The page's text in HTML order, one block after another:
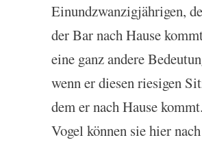
Einundzwanzigjährigen,
der Bar nach Hause
eine ganz andere
wenn er diesen riesigen
dem er nach Hause
Vogel können sie hier